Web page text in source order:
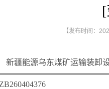
【发布时间：
新疆能源乌东煤矿运输装卸